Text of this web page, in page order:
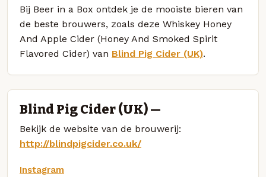
Bij Beer in a Box ontdek je de mooiste bieren van
de beste brouwers, zoals deze Whiskey Honey
And Apple Cider (Honey And Smoked Spirit
Flavored Cider) van Blind Pig Cider (UK).
Blind Pig Cider (UK) —
Bekijk de website van de brouwerij:
http://blindpigcider.co.uk/
Instagram